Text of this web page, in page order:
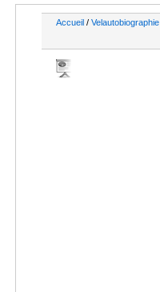
Accueil / Velautobiographie